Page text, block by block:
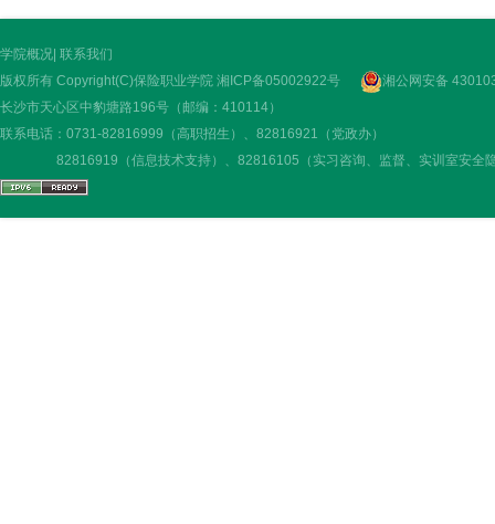
学院概况 联系我们
版权所有 Copyright(C)保险职业学院 湘ICP备05002922号
湘公网安备
长沙市天心区中豹塘路196号（邮编：410114）
联系电话：0731-82816999（高职招生）、82816921（党政办）
82816919（信息技术支持）、82816105（实习咨询、监督、实训室安全